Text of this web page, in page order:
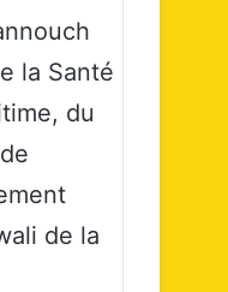
la Santé
du
de la